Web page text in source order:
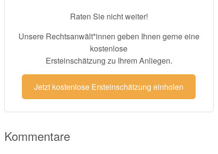
Raten Sie nicht weiter!
Unsere Rechtsanwält*innen geben Ihnen gerne eine
kostenlose
Ersteinschätzung zu Ihrem Anliegen.
Jetzt kostenlose Ersteinschätzung einholen
Kommentare